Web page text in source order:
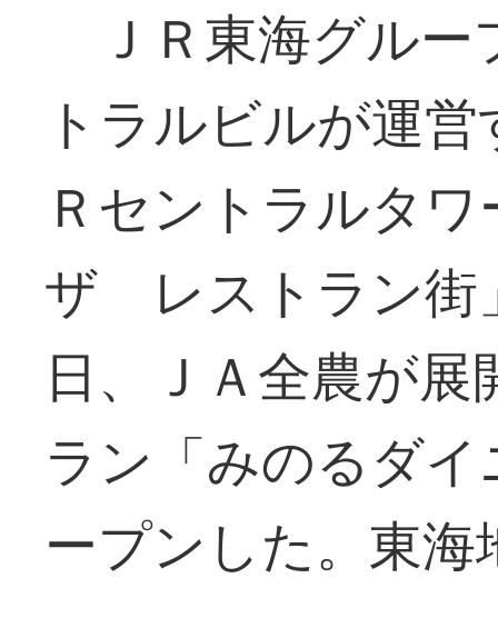
ＪＲ東海グルー
トラルビルが運
Ｒセントラルタ
ザ レストラン街
日、ＪＡ全農が
ラン「みのるダ
ープンした。東